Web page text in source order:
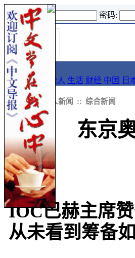
登录名: 密码:
首
页
导报
要闻 论坛 华人 生活 财经 中国 日
::新闻:: 华人新闻 :: 综合新闻
东京
IOC巴赫主席
从未看到筹备